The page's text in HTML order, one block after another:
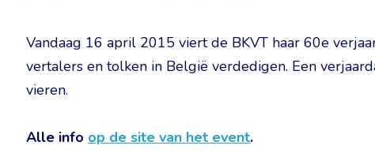
Vandaag 16 april 2015 viert de BKVT haar 60e
vertalers en tolken in België verdedigen. Een
vieren.
Alle info op de site van het event.